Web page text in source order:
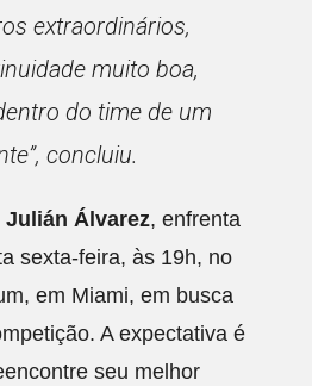
extraordinários,
muito boa,
do time de um
, concluiu.
Julián Álvarez, enfrenta
sexta-feira, às 19h, no
em Miami, em busca
A expectativa é
seu melhor